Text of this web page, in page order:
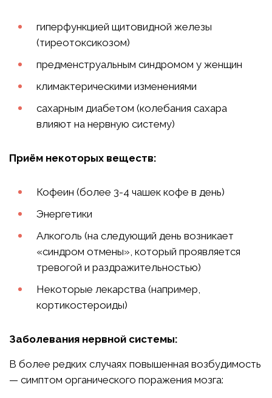
гиперфункцией щитовидной железы
(тиреотоксикозом)
предменструальным синдромом у женщин
климактерическими изменениями
сахарным диабетом (колебания сахара
влияют на нервную систему)
Приём некоторых веществ:
Кофеин (более 3-4 чашек кофе в день)
Энергетики
Алкоголь (на следующий день возникает
«синдром отмены», который проявляется
тревогой и раздражительностью)
Некоторые лекарства (например,
кортикостероиды)
Заболевания нервной системы:
В более редких случаях повышенная возбудимость
— симптом органического поражения мозга: